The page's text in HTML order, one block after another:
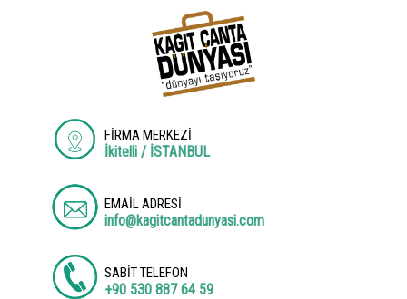
FİRMA MERKEZİ
İkitelli / İSTANBUL
EMAİL ADRESİ
info@kagitcantadunyasi.com
SABİT TELEFON
+90 530 887 64 59